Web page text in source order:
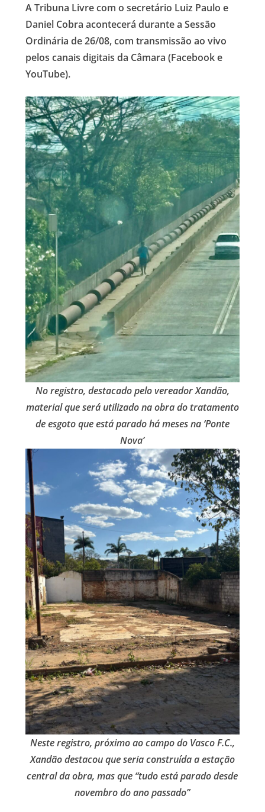
A Tribuna Livre com o secretário Luiz Paulo e
Daniel Cobra acontecerá durante a Sessão
Ordinária de 26/08, com transmissão ao vivo
pelos canais digitais da Câmara (Facebook e
YouTube).
No registro, destacado pelo vereador Xandão,
material que será utilizado na obra do tratamento
de esgoto que está parado há meses na ‘Ponte
Nova’
Neste registro, próximo ao campo do Vasco F.C.,
Xandão destacou que seria construída a estação
central da obra, mas que “tudo está parado desde
novembro do ano passado”